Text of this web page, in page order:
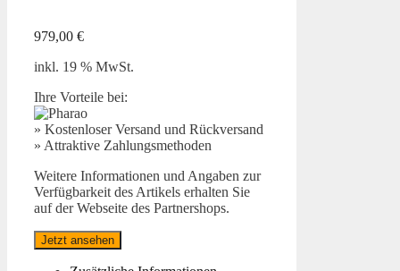
979,00 €
inkl. 19 % MwSt.
Ihre Vorteile bei:
» Kostenloser Versand und Rückversand
» Attraktive Zahlungsmethoden
Weitere Informationen und Angaben zur
Verfügbarkeit des Artikels erhalten Sie
auf der Webseite des Partnershops.
Jetzt ansehen